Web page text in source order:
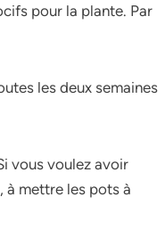
pour la plante. Par
les deux semaines
vous voulez avoir
à mettre les pots à